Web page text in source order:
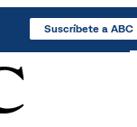
Suscríbete a ABC